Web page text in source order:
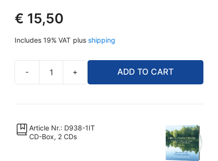
€ 15,50
Includes 19% VAT plus shipping
-
e
Interiore
+ ADD TO CART
Article Nr.: D938-1IT
CD-Box, 2 CDs